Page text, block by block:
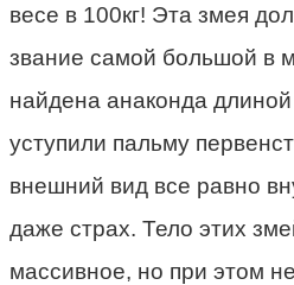
весе в 100кг! Эта змея
звание самой большой в
найдена анаконда
уступили пальму
внешний вид все равно
даже страх. Тело этих
массивное, но при этом